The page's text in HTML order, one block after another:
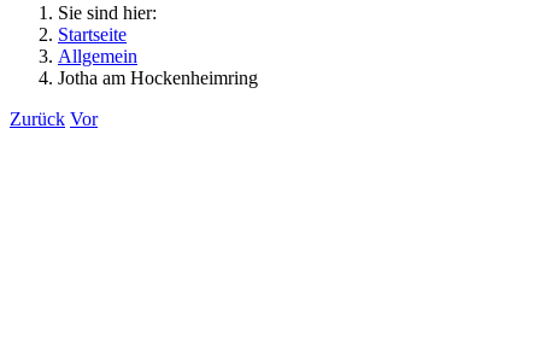
Sie sind hier:
Startseite
Allgemein
Jotha am Hockenheimring
Zurück Vor